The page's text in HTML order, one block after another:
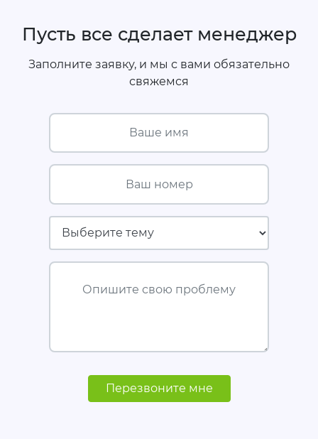
Пусть все сделает менеджер
Заполните заявку, и мы с вами обязательно
свяжемся
Ваше имя
Ваш номер
Опишите свою проблему
Перезвоните мне